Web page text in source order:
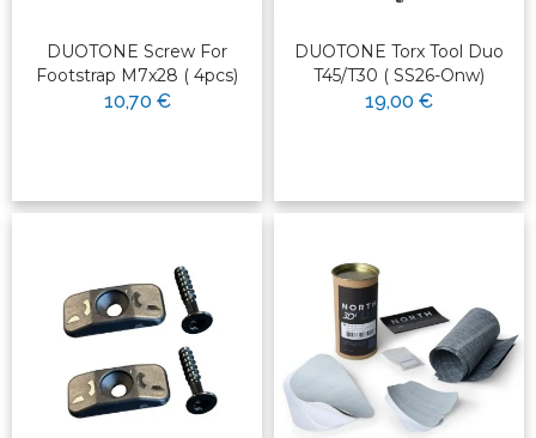
DUOTONE Screw For
Footstrap M7x28 ( 4pcs)
10,70 €
DUOTONE Torx Tool Duo
T45/T30 ( SS26-Onw)
19,00 €